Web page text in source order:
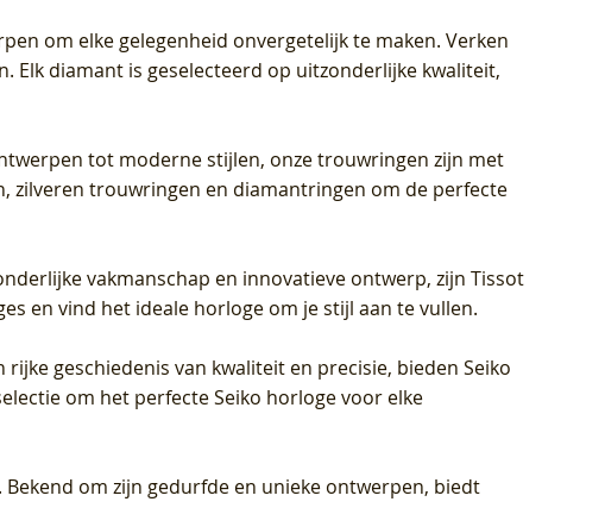
om elke gelegenheid onvergetelijk te maken. Verken
diamant is geselecteerd op uitzonderlijke kwaliteit,
tot moderne stijlen, onze trouwringen zijn met
zilveren trouwringen en diamantringen om de perfecte
vakmanschap en innovatieve ontwerp, zijn Tissot
en vind het ideale horloge om je stijl aan te vullen.
geschiedenis van kwaliteit en precisie, bieden Seiko
om het perfecte Seiko horloge voor elke
om zijn gedurfde en unieke ontwerpen, biedt